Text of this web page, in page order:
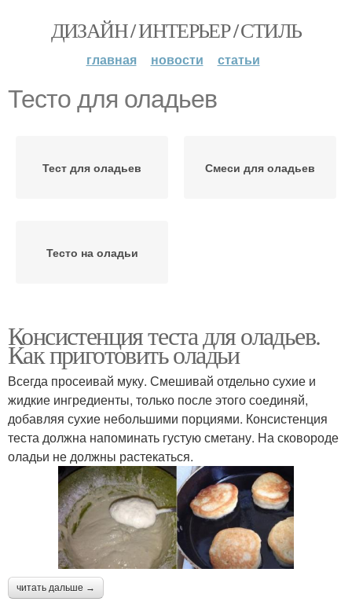
ДИЗАЙН / ИНТЕРЬЕР / СТИЛЬ
главная новости статьи
Тесто для оладьев
Тест для оладьев Смеси для оладьев
Тесто на оладьи
Консистенция теста для оладьев.
Как приготовить оладьи
Всегда просеивай муку. Смешивай отдельно сухие и
жидкие ингредиенты, только после этого соединяй,
добавляя сухие небольшими порциями. Консистенция
теста должна напоминать густую сметану. На сковороде
оладьи не должны растекаться.
читать дальше →